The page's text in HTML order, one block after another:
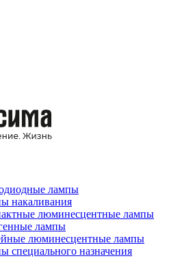
лампы
накаливания
люминесцентные лампы
лампы
люминесцентные лампы
специального назначения